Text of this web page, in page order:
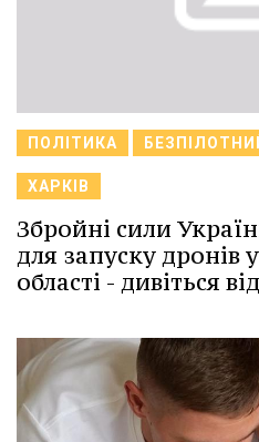
ПОЛІТИКА
ХАРКІВ
Збройні сили
для запуску дронів
області - дивіться